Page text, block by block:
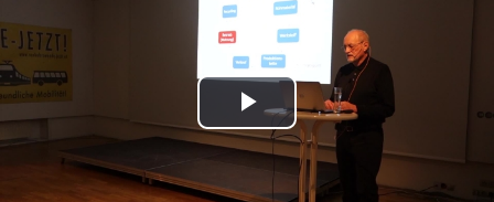
Play
Video